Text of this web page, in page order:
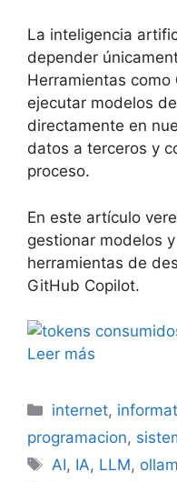
La inteligencia
depender
Herramientas como
ejecutar modelos
directamente en
datos a terceros y
proceso.
En este artículo
gestionar modelos
herramientas de
GitHub Copilot.
Leer más
Categorías
internet,
programacion,
Etiquetas
AI, IA, LLM,